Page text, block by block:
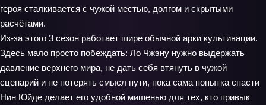
героя сталкивается с чужой местью, долгом и скрытыми
расчётами.
Из-за этого 3 сезон работает шире обычной арки культивации.
Здесь мало просто побеждать: Ло Чжэну нужно выдержать
давление верхнего мира, не дать себя втянуть в чужой
сценарий и не потерять смысл пути, пока сама попытка спасти
Нин Юйде делает его удобной мишенью для тех, кто привык